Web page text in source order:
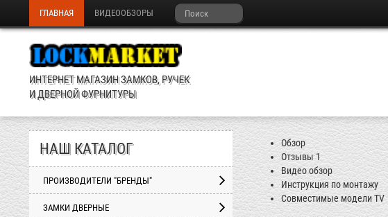
ИНТЕРНЕТ МАГАЗИН ЗАМКОВ, РУЧЕК
И ДВЕРНОЙ ФУРНИТУРЫ
НАШ КАТАЛОГ
ПРОИЗВОДИТЕЛИ "БРЕНДЫ"
ЗАМКИ ДВЕРНЫЕ
Обзор
Отзывы1
Видео обзор
Инструкция по монтажу
Совместимые модели TV
ГЛАВНАЯ ВИДЕООБЗОРЫ